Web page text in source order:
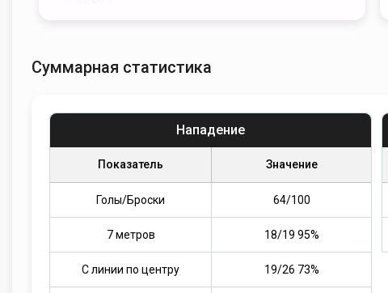
Суммарная статистика
Нападение
Показатель Значение
Голы/Броски 64/100
7 метров 18/19 95%
С линии по центру 19/26 73%